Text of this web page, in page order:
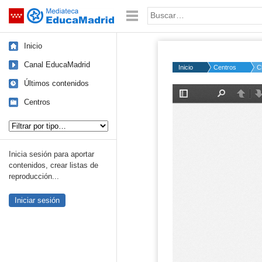
Saltar navegación Palabra o frase:
Inicio
Canal EducaMadrid
Últimos contenidos
Centros
Inicia sesión para aportar
contenidos, crear listas de
reproducción...
Iniciar sesión
Inicio Centros